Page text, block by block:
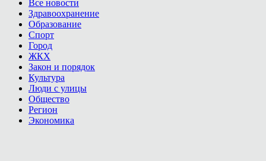
Все новости
Здравоохранение
Образование
Спорт
Город
ЖКХ
Закон и порядок
Культура
Люди с улицы
Общество
Регион
Экономика